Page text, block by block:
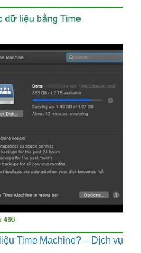
Time Machine? – Dịch vụ